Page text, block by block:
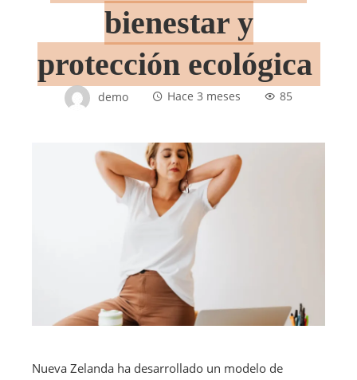
bienestar y
protección ecológica
demo Hace 3 meses 85
Nueva Zelanda ha desarrollado un modelo de